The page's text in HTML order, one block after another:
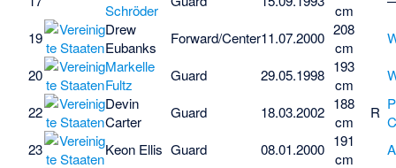
Schröder
cm
19
Drew
Eubanks
Forward/Center11.07.2000 208
cm
20
Markelle
Fultz
Guard 29.05.1998 193
cm
22
Devin
Carter
Guard 18.03.2002 188
cm
R
23
Keon Ellis Guard 08.01.2000 191
cm